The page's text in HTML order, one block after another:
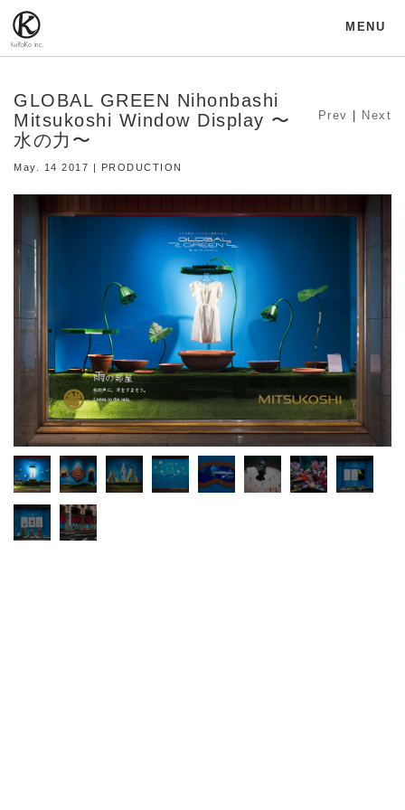
MENU
GLOBAL GREEN Nihonbashi
Mitsukoshi Window Display 〜
水の力〜
May. 14 2017 | PRODUCTION
Prev Next